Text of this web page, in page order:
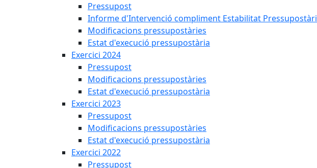
Pressupost
Informe d'Intervenció compliment Estabilitat
Modificacions pressupostàries
Estat d'execució pressupostària
Exercici 2024
Pressupost
Modificacions pressupostàries
Estat d'execució pressupostària
Exercici 2023
Pressupost
Modificacions pressupostàries
Estat d'execució pressupostària
Exercici 2022
Pressupost